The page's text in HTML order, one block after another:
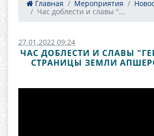
Главная Мероприятия
Час доблести и славы "...
27.01.2022 09:24
ЧАС ДОБЛЕСТИ И СЛАВЫ
СТРАНИЦЫ ЗЕМЛИ